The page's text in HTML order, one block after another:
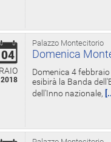
Palazzo Montecitorio
04
2018
Domenica
Domenica 4
esibirà la Banda
dell'Inno nazionale,